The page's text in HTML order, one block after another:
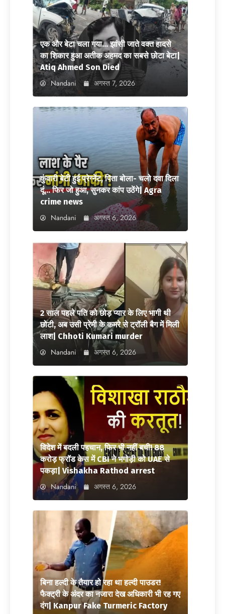
एक और बेटा चला गया… झांसी जाते वक्त हादसे
का शिकार हुआ अतीक अहमद का सबसे छोटा बेटा|
Atiq Ahmed Son Died
Nandani अगस्त 7, 2026
कुंवारी बेटी हुई प्रेग्नेंट, पिता बोला- चलो दवा दिला
दूं… फिर जो हुआ, सुनकर कांप उठेंगे| Agra
crime news
Nandani अगस्त 6, 2026
2 साल पहले पति को छोड़ प्यार के लिए भागी थी
छोटी, अब उसी प्रेमी के कमरे से ट्रॉली बैग में मिली
लाश| Chhoti Kumari murder
Nandani अगस्त 6, 2026
विदेश में बदली पहचान, फिर भी नहीं बची! 88
करोड़ फ्रॉड केस में CBI ने भगोड़ी को UAE से
पकड़ा| Vishakha Rathod arrest
Nandani अगस्त 6, 2026
बिना हल्दी के तैयार हो रहा था हल्दी पाउडर!
फैक्ट्री के अंदर का नजारा देख अधिकारी भी रह गए
दंग| Kanpur Fake Turmeric Factory